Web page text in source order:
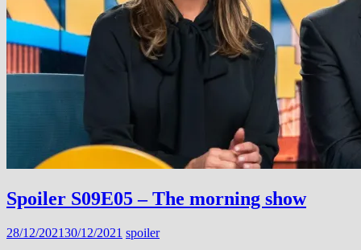
Spoiler S09E05 – The morning show
28/12/202130/12/2021 spoiler